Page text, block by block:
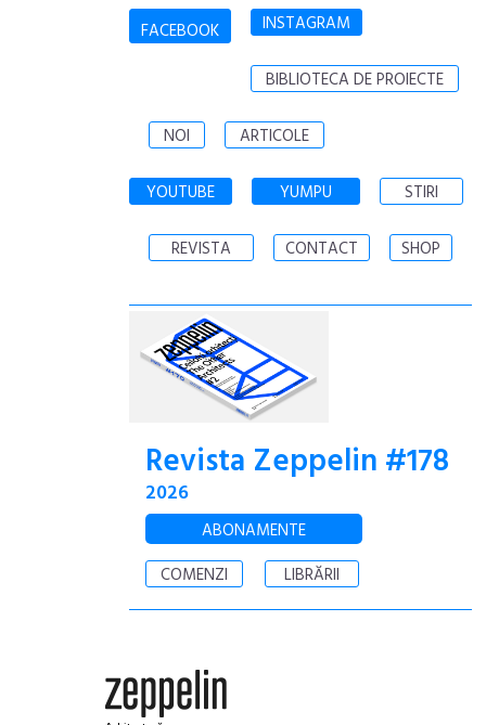
FACEBOOK INSTAGRAM
BIBLIOTECA DE PROIECTE
NOI ARTICOLE
YOUTUBE YUMPU STIRI
REVISTA CONTACT SHOP
Revista Zeppelin #178
2026
ABONAMENTE
COMENZI
LIBRĂRII